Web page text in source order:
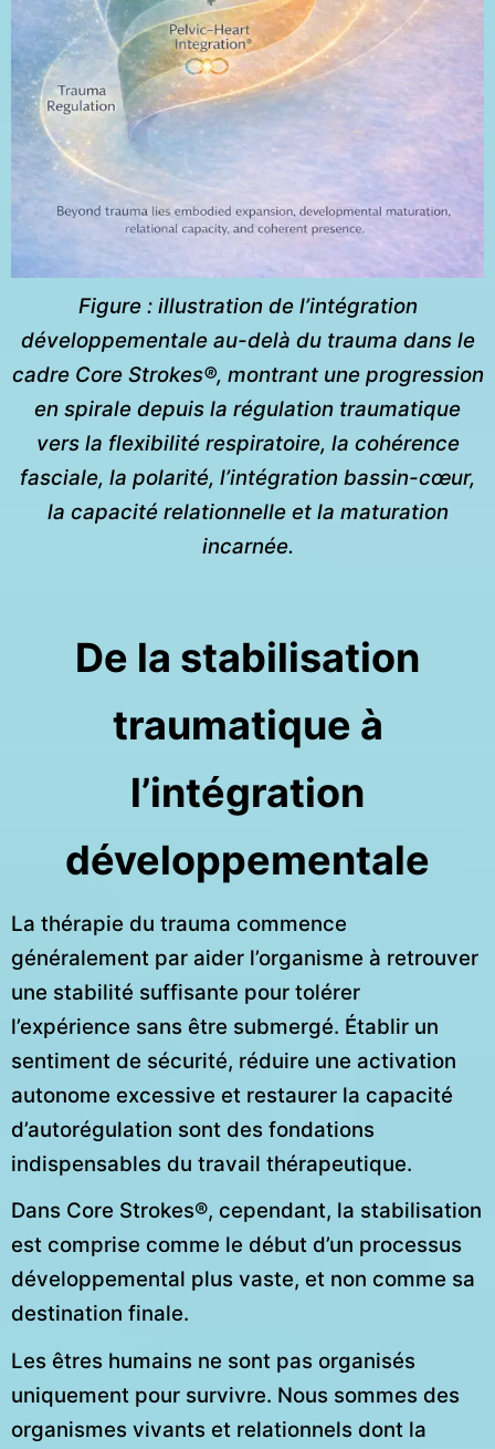
Figure : illustration de l’intégration
développementale au-delà du trauma dans le
cadre Core Strokes®, montrant une progression
en spirale depuis la régulation traumatique
vers la flexibilité respiratoire, la cohérence
fasciale, la polarité, l’intégration bassin-cœur,
la capacité relationnelle et la maturation
incarnée.
De la stabilisation
traumatique à
l’intégration
développementale
La thérapie du trauma commence
généralement par aider l’organisme à retrouver
une stabilité suffisante pour tolérer
l’expérience sans être submergé. Établir un
sentiment de sécurité, réduire une activation
autonome excessive et restaurer la capacité
d’autorégulation sont des fondations
indispensables du travail thérapeutique.
Dans Core Strokes®, cependant, la stabilisation
est comprise comme le début d’un processus
développemental plus vaste, et non comme sa
destination finale.
Les êtres humains ne sont pas organisés
uniquement pour survivre. Nous sommes des
organismes vivants et relationnels dont la